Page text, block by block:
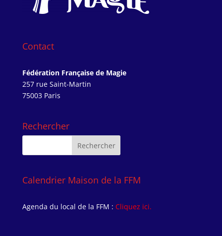
Contact
Fédération Française de Magie
257 rue Saint-Martin
75003 Paris
Rechercher
Calendrier Maison de la FFM
Agenda du local de la FFM : Cliquez ici.